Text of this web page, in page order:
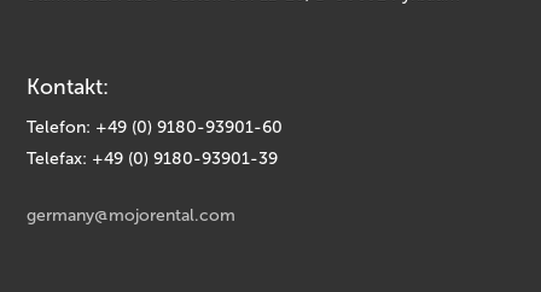
Kontakt:
Telefon: +49 (0) 9180-93901-60
Telefax: +49 (0) 9180-93901-39
germany@mojorental.com